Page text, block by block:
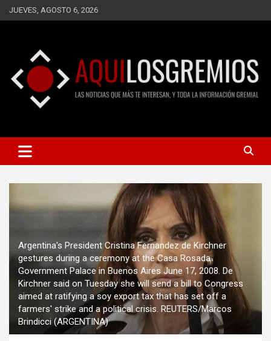
Saltar
al
JUEVES, AGOSTO 6, 2026
AQUÍ LOS GREMIOS
INFORMACIÓN GREMIAL
Argentina's President Cristina Fernandez de Kirchner
gestures during a ceremony at the Casa Rosada
Government Palace in Buenos Aires June 17, 2008. De
Kirchner said on Tuesday she will send a bill to Congress
aimed at ratifying a soy export tax that has set off a
farmers' strike and a political crisis. REUTERS/Marcos
Brindicci (ARGENTINA)